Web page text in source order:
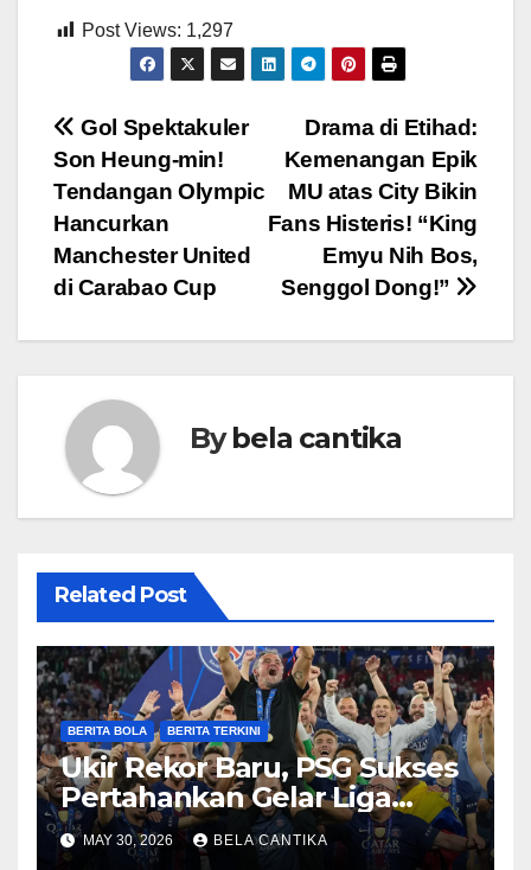
Post Views: 1,297
Post
navigation
Drama di Etihad:
Kemenangan Epik
MU atas City Bikin
Fans Histeris! “King
Emyu Nih Bos,
Senggol Dong!”
Gol Spektakuler
Son Heung-min!
Tendangan Olympic
Hancurkan
Manchester United
di Carabao Cup
Bybela cantika
Related Post
BERITA BOLA BERITA TERKINI
Ukir Rekor Baru, PSG Sukses
Pertahankan Gelar Liga
Champions
MAY 30, 2026 BELA CANTIKA